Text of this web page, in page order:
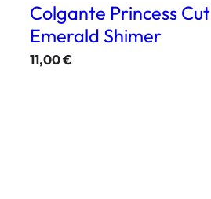
Colgante Princess Cut
Emerald Shimer
11,00€